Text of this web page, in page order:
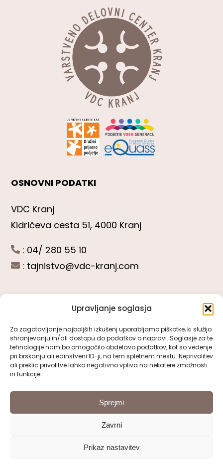
Upravljanje soglasja
Za zagotavljanje najboljših izkušenj uporabljamo piškotke, ki služijo
shranjevanju in/ali dostopu do podatkov o napravi. Soglasje za te
tehnologije nam bo omogočilo obdelavo podatkov, kot so vedenje
pri brskanju ali edinstveni ID-ji, na tem spletnem mestu. Neprivolitev
ali preklic privolitve lahko negativno vpliva na nekatere zmožnosti
in funkcije.
Sprejmi
Zavrni
Prikaz nastavitev
OSNOVNI PODATKI
VDC Kranj
Kidričeva cesta 51, 4000 Kranj
: 04/ 280 55 10
: tajnistvo@vdc-kranj.com
Toggle
Navigation
Predstavitev VDC Kranj
Pomembni obrazci
SLEDITE NAM